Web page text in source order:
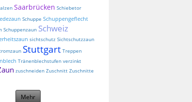
Saarbrücken Schiebetor
Schuppe Schuppengeflecht
Schuppenzaun Schweiz
sichtschutz Sichtschutzzaun
Stuttgart Treppen
Tränenblechstufen verzinkt
zuschneiden Zuschnitt Zuschnitte
Mehr